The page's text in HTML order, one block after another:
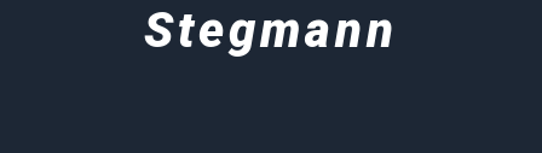
Stegmann